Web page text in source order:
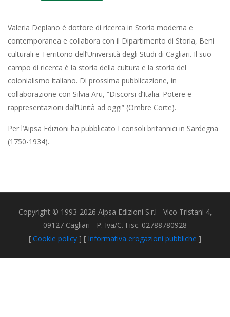
Valeria Deplano è dottore di ricerca in Storia moderna e
contemporanea e collabora con il Dipartimento di Storia, Beni
culturali e Territorio dell’Università degli Studi di Cagliari. Il suo
campo di ricerca è la storia della cultura e la storia del
colonialismo italiano. Di prossima pubblicazione, in
collaborazione con Silvia Aru, “Discorsi d’Italia. Potere e
rappresentazioni dall’Unità ad oggi” (Ombre Corte).
Per l’Aipsa Edizioni ha pubblicato I consoli britannici in Sardegna
(1750-1934).
Copyright © 1993-2026 Aipsa Edizioni S.r.l - Vico Tristani 4,
09127 Cagliari - P. Iva/C. Fisc. 02788780928
[ Cookie policy ] [ Informativa erogazioni pubbliche ]